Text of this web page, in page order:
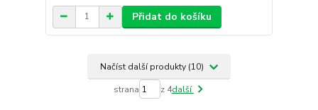
Přidat do košíku
Načíst další produkty (10)
strana z 4další